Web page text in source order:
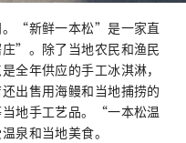
。“新鲜一本松”是一家直
”。除了当地农民和渔民
全年供应的手工冰淇淋，
出售用海鳗和当地捕捞的
地手工艺品。“一本松温
泉和当地美食。